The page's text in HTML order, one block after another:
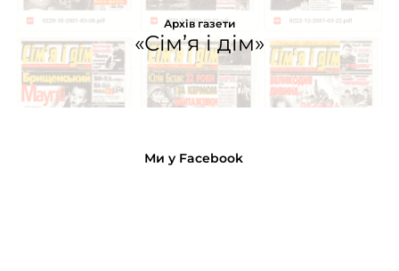
Архів газети
«Сім’я і дім»
Ми у Facebook